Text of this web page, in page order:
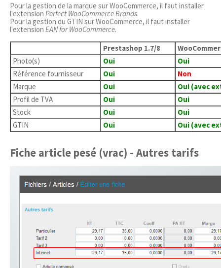
Pour la gestion de la marque sur WooCommerce, il faut installer
l'extension Perfect WooCommerce Brands.
Pour la gestion du GTIN sur WooCommerce, il faut installer
l'extension EAN for WooCommerce.
Prestashop 1.7/8
Photo(s)
Oui
Oui
Référence fournisseur
Oui
Non
Marque
Oui
Oui (avec
Profil de TVA
Oui
Oui
Stock
Oui
Oui
GTIN
Oui Oui (avec
Fiche article pesé (vrac) - Autres tarifs